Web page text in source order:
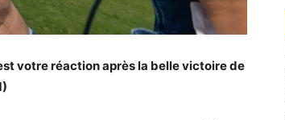
votre réaction après la belle victoire de